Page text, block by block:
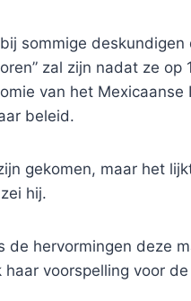
sommige
zal zijn nadat ze
van het
beleid.
gekomen, maar het
hij.
de hervormingen deze
voorspelling voor